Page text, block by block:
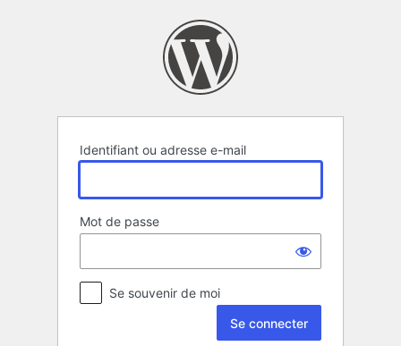
Identifiant ou adresse e-mail
Mot de passe
Se souvenir de moi